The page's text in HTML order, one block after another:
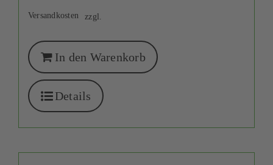
zzgl.
Versandkosten
In den Warenkorb
Details